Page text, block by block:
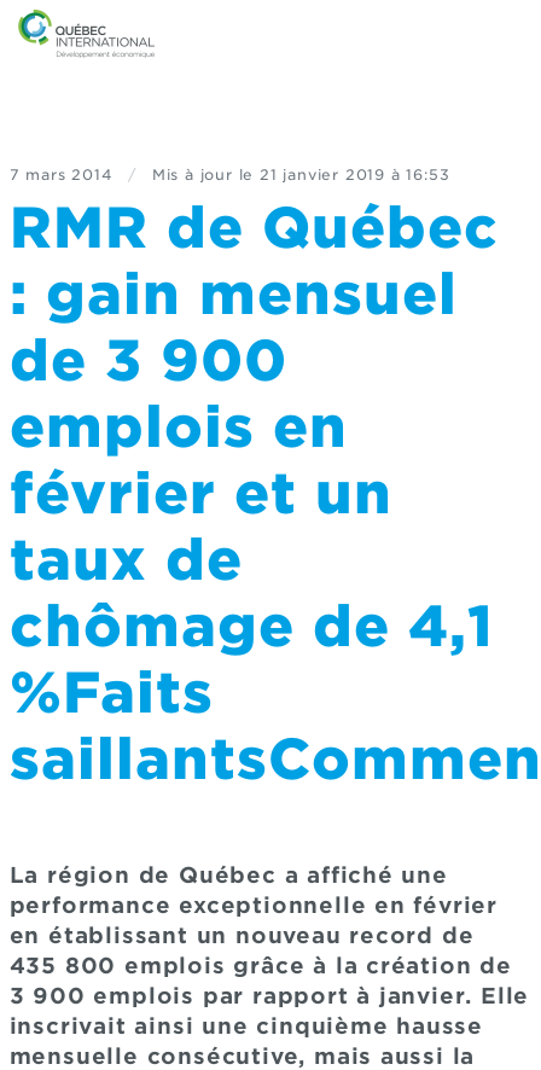
7 mars 2014 / Mis à jour le 21 janvier 2019 à 16:53
RMR de Québec
: gain mensuel
de 3 900
emplois en
février et un
taux de
chômage de 4,1
%Faits
La région de Québec a affiché une
performance exceptionnelle en février
en établissant un nouveau record de
435 800 emplois grâce à la création de
3 900 emplois par rapport à janvier. Elle
inscrivait ainsi une cinquième hausse
mensuelle consécutive, mais aussi la